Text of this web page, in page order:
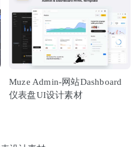
Muze Admin-网站Dashboard
仪表盘UI设计素材